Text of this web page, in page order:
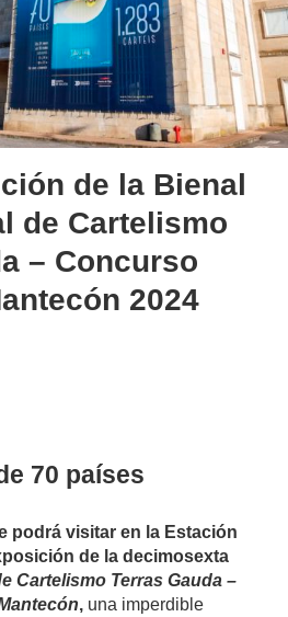
de la Bienal
de Cartelismo
– Concurso
2024
70 países
podrá visitar en la Estación
de la decimosexta
Cartelismo Terras Gauda –
, una imperdible